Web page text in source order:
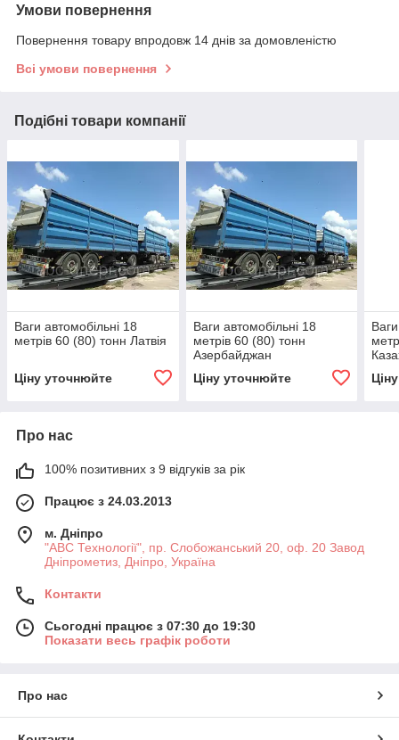
Умови повернення
Повернення товару впродовж 14 днів за домовленістю
Всі умови повернення
Подібні товари компанії
Ваги автомобільні 18
метрів 60 (80) тонн Латвія
Ціну уточнюйте
Ваги автомобільні 18
метрів 60 (80) тонн
Азербайджан
Ціну уточнюйте
Про нас
100% позитивних з 9 відгуків за рік
Працює з 24.03.2013
м. Дніпро
"АВС Технології", пр. Слобожанський 20, оф. 20 Завод
Дніпрометиз, Дніпро, Україна
Контакти
Сьогодні працює з 07:30 до 19:30
Показати весь графік роботи
Про нас